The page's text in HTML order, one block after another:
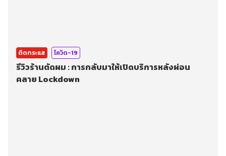
ติดกระแส โควิด-19
รีวิวร้านตัดผม : การกลับมาให้เปิดบริการหลังผ่อน
คลาย Lockdown